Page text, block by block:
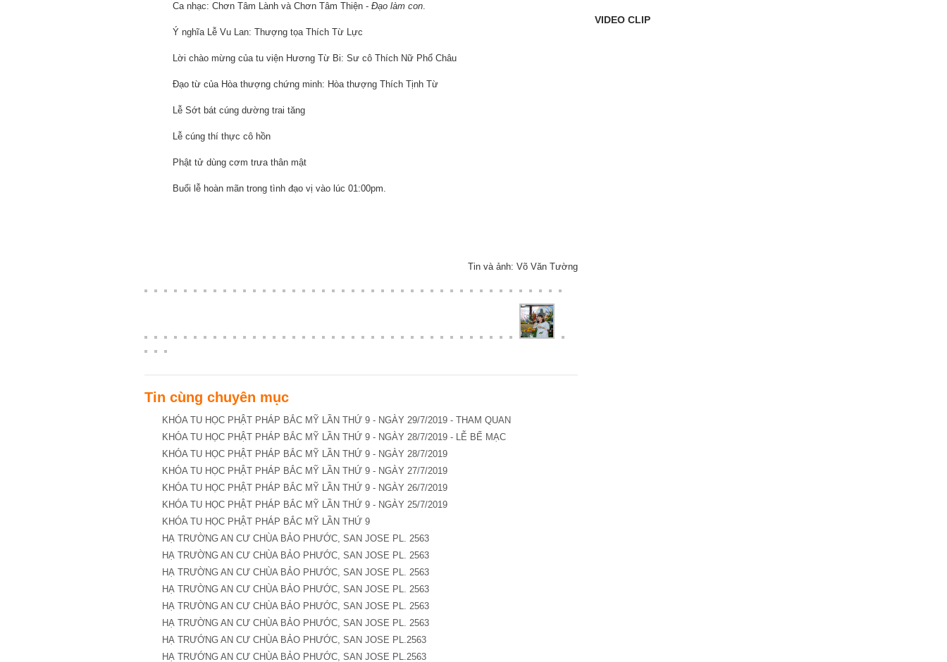
Ca nhạc: Chơn Tâm Lành và Chơn Tâm Thiện - Đạo làm con.
Ý nghĩa Lễ Vu Lan: Thượng tọa Thích Từ Lực
Lời chào mừng của tu viện Hương Từ Bi: Sư cô Thích Nữ Phổ Châu
Đạo từ của Hòa thượng chứng minh: Hòa thượng Thích Tịnh Từ
Lễ Sớt bát cúng dường trai tăng
Lễ cúng thí thực cô hồn
Phật tử dùng cơm trưa thân mật
Buổi lễ hoàn mãn trong tình đạo vị vào lúc 01:00pm.
Tin và ảnh: Võ Văn Tường
Tin cùng chuyên mục
KHÓA TU HỌC PHẬT PHÁP BẮC MỸ LẦN THỨ 9 - NGÀY 29/7/2019 - THAM QUAN
KHÓA TU HỌC PHẬT PHÁP BẮC MỸ LẦN THỨ 9 - NGÀY 28/7/2019 - LỄ BẾ MẠC
KHÓA TU HỌC PHẬT PHÁP BẮC MỸ LẦN THỨ 9 - NGÀY 28/7/2019
KHÓA TU HỌC PHẬT PHÁP BẮC MỸ LẦN THỨ 9 - NGÀY 27/7/2019
KHÓA TU HỌC PHẬT PHÁP BẮC MỸ LẦN THỨ 9 - NGÀY 26/7/2019
KHÓA TU HỌC PHẬT PHÁP BẮC MỸ LẦN THỨ 9 - NGÀY 25/7/2019
KHÓA TU HỌC PHẬT PHÁP BẮC MỸ LẦN THỨ 9
HẠ TRƯỜNG AN CƯ CHÙA BẢO PHƯỚC, SAN JOSE PL. 2563
HẠ TRƯỜNG AN CƯ CHÙA BẢO PHƯỚC, SAN JOSE PL. 2563
HẠ TRƯỜNG AN CƯ CHÙA BẢO PHƯỚC, SAN JOSE PL. 2563
HẠ TRƯỜNG AN CƯ CHÙA BẢO PHƯỚC, SAN JOSE PL. 2563
HẠ TRƯỜNG AN CƯ CHÙA BẢO PHƯỚC, SAN JOSE PL. 2563
HẠ TRƯỜNG AN CƯ CHÙA BẢO PHƯỚC, SAN JOSE PL. 2563
HẠ TRƯỚNG AN CƯ CHÙA BẢO PHƯỚC, SAN JOSE PL.2563
HẠ TRƯỚNG AN CƯ CHÙA BẢO PHƯỚC, SAN JOSE PL.2563
VIDEO CLIP